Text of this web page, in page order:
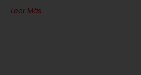
Leer Más